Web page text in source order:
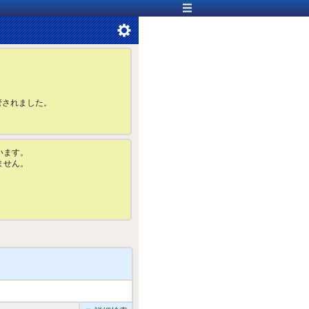
れました。
す。
ん。